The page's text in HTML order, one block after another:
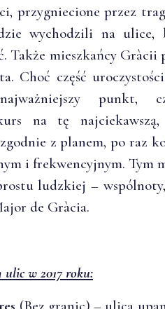
przygniecione przez
wychodzili na ulice,
Także mieszkańcy
Choć część
punkt,
na tę
z planem, po raz
i frekwencyjnym. Tym
ludzkiej –
de Gràcia.
ulic w 2017 roku: